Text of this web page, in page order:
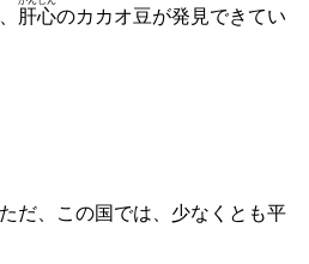
肝心のカカオ豆が発見できてい
だ、この国では、少なくとも平